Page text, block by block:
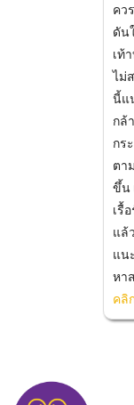
คว
ดัน
เท้
ไม่
นี้แ
กล้
กร
ตา
ขึ้น
เรื้
แล้
แน
หา
คลิ